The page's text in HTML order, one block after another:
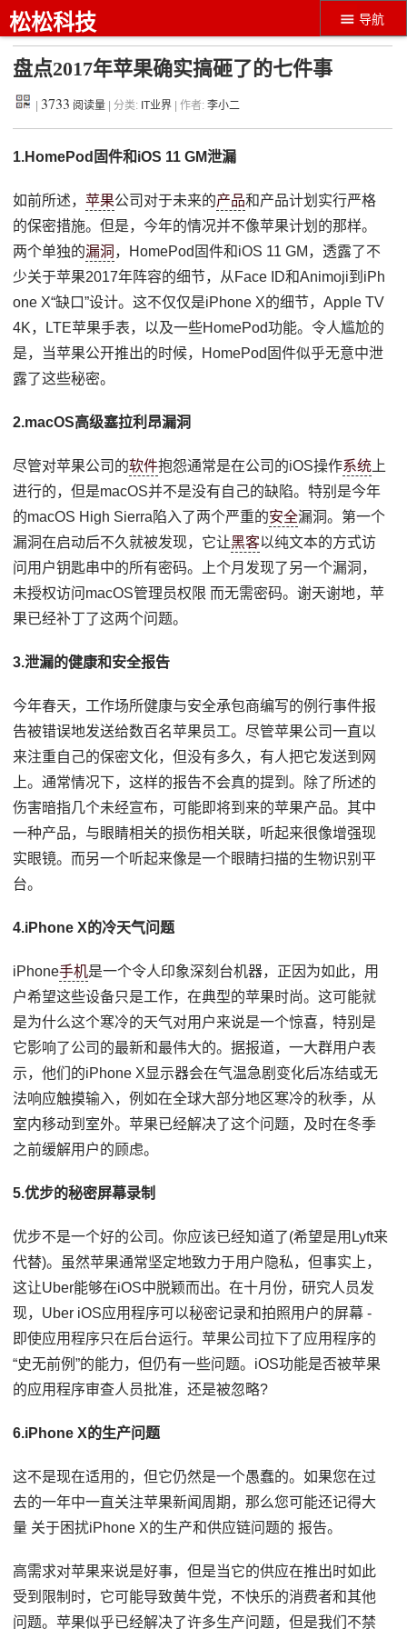
导航
松松科技
盘点2017年苹果确实搞砸了的七件事
3733 阅读量 | 分类: IT业界 | 作者:李小二
1.HomePod固件和iOS 11 GM泄漏
如前所述，苹果公司对于未来的产品和产品计划实行严格
的保密措施。但是，今年的情况并不像苹果计划的那样。
两个单独的漏洞 ，HomePod固件和iOS 11 GM，透露了不
少关于苹果2017年阵容的细节，从Face ID和Animoji到iPh
one X“缺口”设计。这不仅仅是iPhone X的细节，Apple TV
4K，LTE苹果手表，以及一些HomePod功能。令人尴尬的
是，当苹果公开推出的时候，HomePod固件似乎无意中泄
露了这些秘密。
2.macOS高级塞拉利昂漏洞
尽管对苹果公司的软件抱怨通常是在公司的iOS操作系统 上
进行的，但是macOS并不是没有自己的缺陷。特别是今年
的macOS High Sierra陷入了两个严重的安全漏洞。第一个
漏洞在启动后不久就被发现，它让黑客以纯文本的方式访
问用户钥匙串中的所有密码。上个月发现了另一个漏洞，
未授权访问macOS管理员权限 而无需密码。谢天谢地，苹
果已经补丁了这两个问题。
3.泄漏的健康和安全报告
今年春天，工作场所健康与安全承包商编写的例行事件报
告被错误地发送给数百名苹果员工。尽管苹果公司一直以
来注重自己的保密文化，但没有多久，有人把它发送到网
上。通常情况下，这样的报告不会真的提到。除了所述的
伤害暗指几个未经宣布，可能即将到来的苹果产品。其中
一种产品，与眼睛相关的损伤相关联，听起来很像增强现
实眼镜。而另一个听起来像是一个眼睛扫描的生物识别平
台。
4.iPhone X的冷天气问题
iPhone手机是一个令人印象深刻台机器，正因为如此，用
户希望这些设备只是工作，在典型的苹果时尚。这可能就
是为什么这个寒冷的天气对用户来说是一个惊喜，特别是
它影响了公司的最新和最伟大的。据报道，一大群用户表
示，他们的iPhone X显示器会在气温急剧变化后冻结或无
法响应触摸输入，例如在全球大部分地区寒冷的秋季，从
室内移动到室外。苹果已经解决了这个问题，及时在冬季
之前缓解用户的顾虑。
5.优步的秘密屏幕录制
优步不是一个好的公司。你应该已经知道了(希望是用Lyft来
代替)。虽然苹果通常坚定地致力于用户隐私，但事实上，
这让Uber能够在iOS中脱颖而出。在十月份，研究人员发
现，Uber iOS应用程序可以秘密记录和拍照用户的屏幕 -
即使应用程序只在后台运行。苹果公司拉下了应用程序的
“史无前例”的能力，但仍有一些问题。iOS功能是否被苹果
的应用程序审查人员批准，还是被忽略?
6.iPhone X的生产问题
这不是现在适用的，但它仍然是一个愚蠢的。如果您在过
去的一年中一直关注苹果新闻周期，那么您可能还记得大
量 关于困扰iPhone X的生产和供应链问题的 报告。
高需求对苹果来说是好事，但是当它的供应在推出时如此
受到限制时，它可能导致黄牛党，不快乐的消费者和其他
问题。苹果似乎已经解决了许多生产问题，但是我们不禁